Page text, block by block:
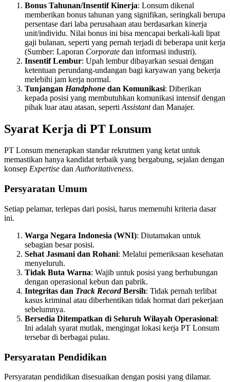
Bonus Tahunan/Insentif Kinerja: Lonsum dikenal
memberikan bonus tahunan yang signifikan, seringkali berupa
persentase dari laba perusahaan atau berdasarkan kinerja
unit/individu. Nilai bonus ini bisa mencapai berkali-kali lipat
gaji bulanan, seperti yang pernah terjadi di beberapa unit kerja
(Sumber: Laporan Corporate dan informasi industri).
Insentif Lembur: Upah lembur dibayarkan sesuai dengan
ketentuan perundang-undangan bagi karyawan yang bekerja
melebihi jam kerja normal.
Tunjangan Handphone dan Komunikasi: Diberikan
kepada posisi yang membutuhkan komunikasi intensif dengan
pihak luar atau atasan, seperti Assistantdan Manajer.
Syarat Kerja di PT Lonsum
PT Lonsum menerapkan standar rekrutmen yang ketat untuk
memastikan hanya kandidat terbaik yang bergabung, sejalan dengan
konsep Expertise danAuthoritativeness.
Persyaratan Umum
Setiap pelamar, terlepas dari posisi, harus memenuhi kriteria dasar
ini.
Warga Negara Indonesia (WNI): Diutamakan untuk
sebagian besar posisi.
Sehat Jasmani dan Rohani: Melalui pemeriksaan kesehatan
menyeluruh.
Tidak Buta Warna: Wajib untuk posisi yang berhubungan
dengan operasional kebun dan pabrik.
Integritas dan Track RecordBersih: Tidak pernah terlibat
kasus kriminal atau diberhentikan tidak hormat dari pekerjaan
sebelumnya.
Bersedia Ditempatkan di Seluruh Wilayah Operasional:
Ini adalah syarat mutlak, mengingat lokasi kerja PT Lonsum
tersebar di berbagai pulau.
Persyaratan Pendidikan
Persyaratan pendidikan disesuaikan dengan posisi yang dilamar.